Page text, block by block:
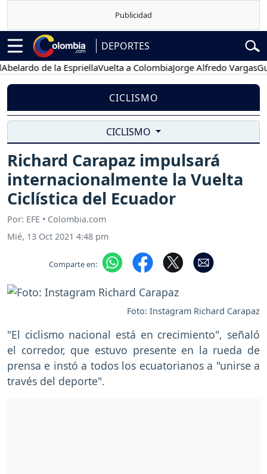
DEPORTES
de la EspriellaVuelta a ColombiaJorge Alfredo Vargas
CICLISMO
CICLISMO
Richard Carapaz impulsará
internacionalmente la Vuelta
Ciclística del Ecuador
Por: EFE • Colombia.com
Mié, 13 Oct 2021 4:48 pm
Comparte en:
Foto: Instagram Richard Carapaz
"El ciclismo nacional está en crecimiento", señaló
el corredor, que estuvo presente en la rueda de
prensa e instó a todos los ecuatorianos a "unirse a
través del deporte".